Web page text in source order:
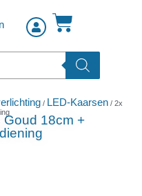
/ LED-Kaarsen / 2x
Goud 18cm +